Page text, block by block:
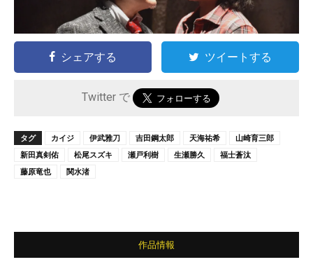
シェアする ツイートする
Twitter で
タグ カイジ 伊武雅刀 吉田鋼太郎 天海祐希
山崎育三郎
新田真剣佑
松尾スズキ 瀬戸利樹 生瀬勝久
福士蒼汰
藤原竜也
関水渚
作品情報